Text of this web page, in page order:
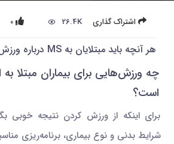
اشتراک گذاری 26.4K
0
هر آنچه باید مبتلایان به MS درباره ورزش درمانی بدانند /4
چه ورزش‌هایی برای بیماران مبتلا
است؟
برای اینکه از ورزش کردن نتیجه خوبی
شرایط بدنی و نوع بیماری، برنامه‌ریزی